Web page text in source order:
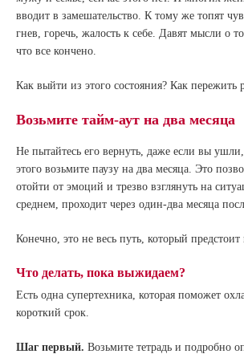
вводит в замешательство. К тому же топят
гнев, горечь, жалость к себе. Давят мысли о
что все кончено.
Как выйти из этого состояния? Как пережить
Возьмите тайм-аут на два месяца
Не пытайтесь его вернуть, даже если вы
этого возьмите паузу на два месяца. Это
отойти от эмоций и трезво взглянуть на
среднем, проходит через один-два месяца
Конечно, это не весь путь, который предстоит
Что делать, пока выжидаем?
Есть одна супертехника, которая поможет
короткий срок.
Шаг первый. Возьмите тетрадь и подробно